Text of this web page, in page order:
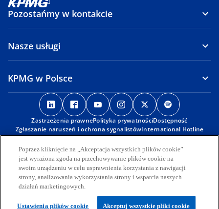
Pozostańmy w kontakcie
Nasze usługi
KPMG w Polsce
o
p
e
n
s
i
n
a
n
e
o
p
e
n
s
i
n
a
e
o
p
e
n
i
n
a
e
o
p
e
n
s
i
n
a
e
o
p
e
n
i
n
a
e
p
e
n
s
n
a
e
Zastrzeżenia prawnePolityka prywatnościDostępność
Zgłaszanie naruszeń i ochrona sygnalistówInternational Hotline
© 2026 KPMG Sp. z o.o., polska spółka z ograniczoną
odpowiedzialnością i członek globalnej organizacji KPMG składającej
się z niezależnych spółek członkowskich stowarzyszonych z KPMG
International Limited, prywatną spółką angielską z
odpowiedzialnością ograniczoną do wysokości gwarancji. Wszelkie
Więcej informacji na temat struktury globalnej organizacji KPMG
Poprzez kliknięcie na „Akceptacja wszystkich plików cookie”
jest wyrażona zgoda na przechowywanie plików cookie na
swoim urządzeniu w celu usprawnienia korzystania z nawigacji
strony, analizowania wykorzystania strony i wsparcia naszych
działań marketingowych.
Ustawienia plików cookie Akceptuj wszystkie pliki cookie